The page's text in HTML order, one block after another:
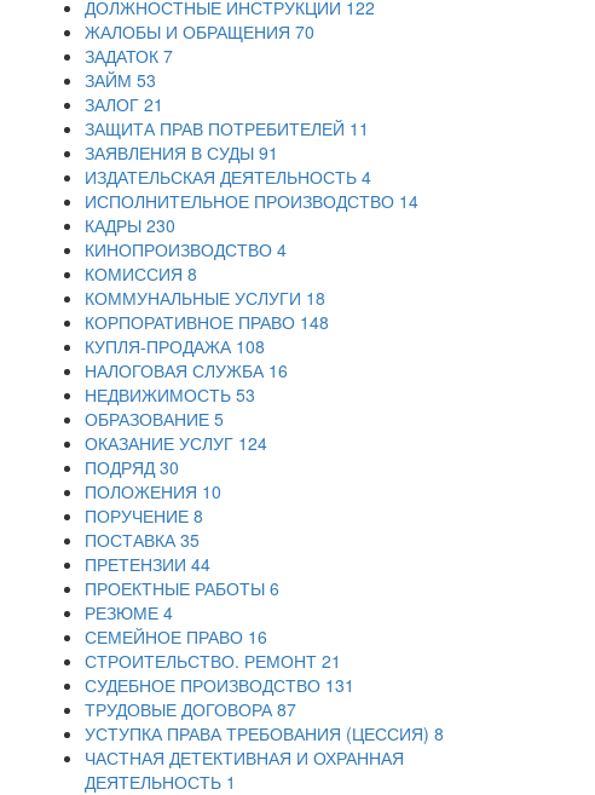
ДОЛЖНОСТНЫЕ ИНСТРУКЦИИ 122
ЖАЛОБЫ И ОБРАЩЕНИЯ 70
ЗАДАТОК 7
ЗАЙМ 53
ЗАЛОГ 21
ЗАЩИТА ПРАВ ПОТРЕБИТЕЛЕЙ 11
ЗАЯВЛЕНИЯ В СУДЫ 91
ИЗДАТЕЛЬСКАЯ ДЕЯТЕЛЬНОСТЬ 4
ИСПОЛНИТЕЛЬНОЕ ПРОИЗВОДСТВО 14
КАДРЫ 230
КИНОПРОИЗВОДСТВО 4
КОМИССИЯ 8
КОММУНАЛЬНЫЕ УСЛУГИ 18
КОРПОРАТИВНОЕ ПРАВО 148
КУПЛЯ-ПРОДАЖА 108
НАЛОГОВАЯ СЛУЖБА 16
НЕДВИЖИМОСТЬ 53
ОБРАЗОВАНИЕ 5
ОКАЗАНИЕ УСЛУГ 124
ПОДРЯД30
ПОЛОЖЕНИЯ 10
ПОРУЧЕНИЕ 8
ПОСТАВКА35
ПРЕТЕНЗИИ 44
ПРОЕКТНЫЕ РАБОТЫ 6
РЕЗЮМЕ 4
СЕМЕЙНОЕ ПРАВО 16
СТРОИТЕЛЬСТВО. РЕМОНТ 21
СУДЕБНОЕ ПРОИЗВОДСТВО 131
ТРУДОВЫЕ ДОГОВОРА87
УСТУПКА ПРАВА ТРЕБОВАНИЯ (ЦЕССИЯ) 8
ЧАСТНАЯ ДЕТЕКТИВНАЯ И ОХРАННАЯ
ДЕЯТЕЛЬНОСТЬ 1